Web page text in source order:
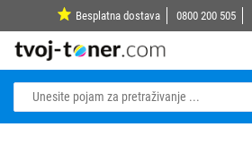
Besplatna dostava 0800 200 505